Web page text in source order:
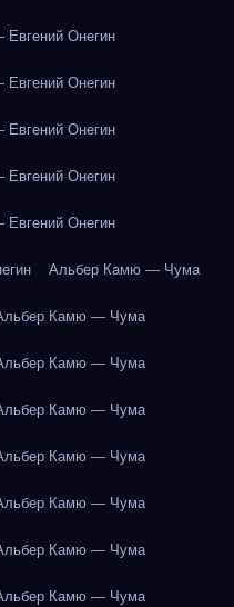
Онегин
Онегин
Онегин
Онегин
Онегин
Альбер Камю — Чума
Камю — Чума
Камю — Чума
Камю — Чума
Камю — Чума
Камю — Чума
Камю — Чума
Камю — Чума